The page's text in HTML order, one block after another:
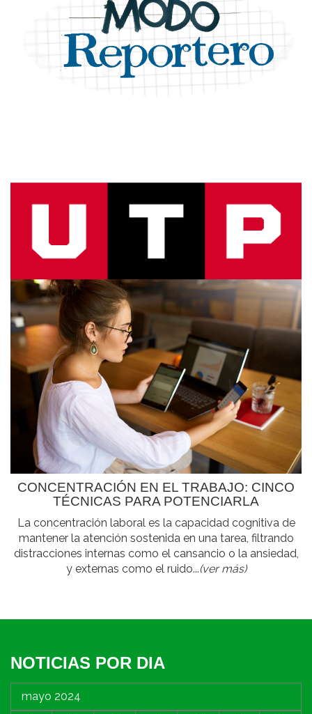
CONCENTRACIÓN EN EL TRABAJO: CINCO
TÉCNICAS PARA POTENCIARLA
La concentración laboral es la capacidad cognitiva de
mantener la atención sostenida en una tarea, filtrando
distracciones internas como el cansancio o la ansiedad,
y externas como el ruido...(ver más)
NOTICIAS POR DIA
mayo 2024